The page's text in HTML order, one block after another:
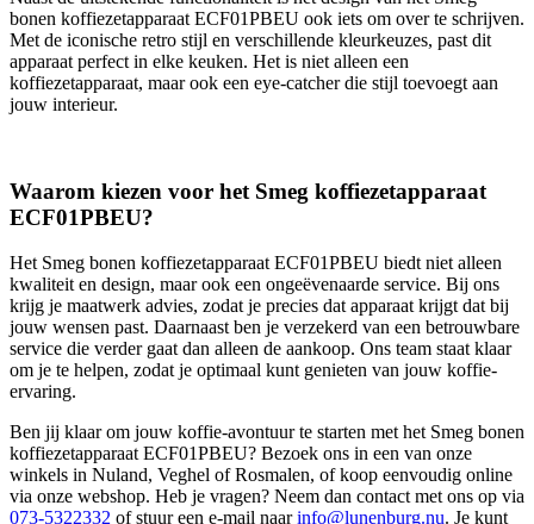
bonen koffiezetapparaat ECF01PBEU ook iets om over te schrijven.
Met de iconische retro stijl en verschillende kleurkeuzes, past dit
apparaat perfect in elke keuken. Het is niet alleen een
koffiezetapparaat, maar ook een eye-catcher die stijl toevoegt aan
jouw interieur.
Waarom kiezen voor het Smeg koffiezetapparaat
ECF01PBEU?
Het Smeg bonen koffiezetapparaat ECF01PBEU biedt niet alleen
kwaliteit en design, maar ook een ongeëvenaarde service. Bij ons
krijg je maatwerk advies, zodat je precies dat apparaat krijgt dat bij
jouw wensen past. Daarnaast ben je verzekerd van een betrouwbare
service die verder gaat dan alleen de aankoop. Ons team staat klaar
om je te helpen, zodat je optimaal kunt genieten van jouw koffie-
ervaring.
Ben jij klaar om jouw koffie-avontuur te starten met het Smeg bonen
koffiezetapparaat ECF01PBEU? Bezoek ons in een van onze
winkels in Nuland, Veghel of Rosmalen, of koop eenvoudig online
via onze webshop. Heb je vragen? Neem dan contact met ons op via
073-5322332 of stuur een e-mail naarinfo@lunenburg.nu. Je kunt